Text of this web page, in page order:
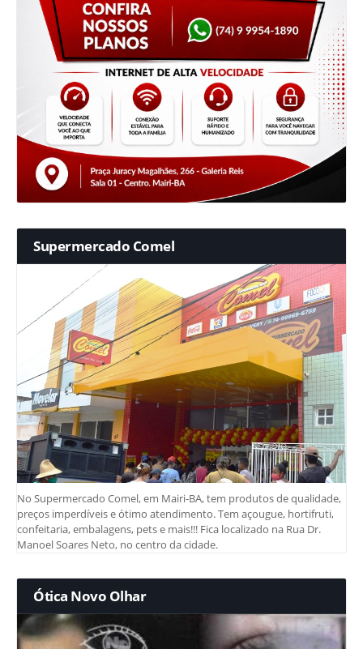
Supermercado Comel
No Supermercado Comel, em Mairi-BA, tem produtos de qualidade,
preços imperdíveis e ótimo atendimento. Tem açougue, hortifruti,
confeitaria, embalagens, pets e mais!!! Fica localizado na Rua Dr.
Manoel Soares Neto, no centro da cidade.
Ótica Novo Olhar